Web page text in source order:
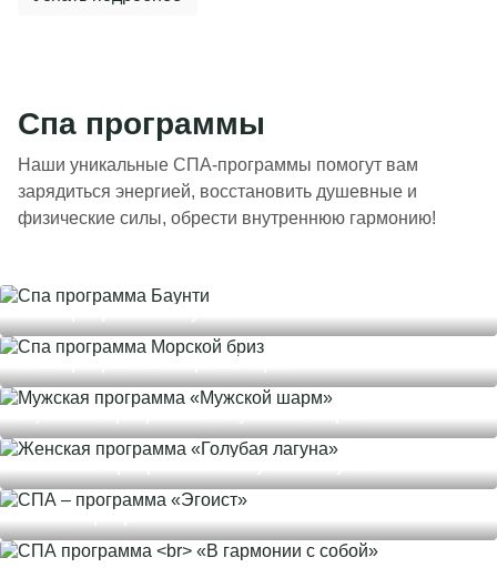
Спа программы
Наши уникальные СПА-программы помогут вам
зарядиться энергией, восстановить душевные и
физические силы, обрести внутреннюю гармонию!
Спа программа Баунти
Спа программа Морской бриз
Мужская программа «Мужской шарм»
Женская программа «Голубая лагуна»
СПА – программа «Эгоист»
СПА программа